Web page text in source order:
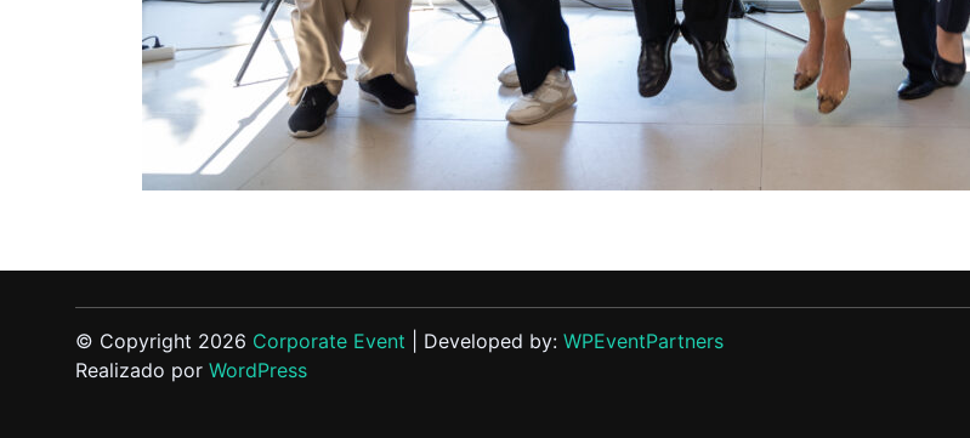
© Copyright 2026 Corporate Event | Developed by: WPEventPartners
Realizado por WordPress